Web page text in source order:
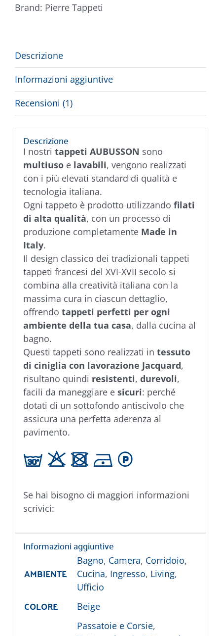
Brand: Pierre Tappeti
Descrizione
Informazioni aggiuntive
Recensioni (1)
Descrizione
I nostri tappeti AUBUSSON sono
multiusoe lavabili, vengono realizzati
con i più elevati standard di qualità e
tecnologia italiana.
Ogni tappeto è prodotto utilizzando filati
di alta qualità, con un processo di
produzione completamente Made in
Italy.
Il design classico dei tradizionali tappeti
tappeti francesi del XVI-XVII secolo si
combina alla creatività italiana con la
massima cura in ciascun dettaglio,
offrendo tappeti perfetti per ogni
ambiente della tua casa, dalla cucina al
bagno.
Questi tappeti sono realizzati in tessuto
di ciniglia con lavorazione Jacquard,
risultano quindi resistenti, durevoli,
facili da maneggiare e sicuri: perché
dotati di un sottofondo antiscivolo che
assicura una perfetta aderenza al
pavimento.
g H U D L
Se hai bisogno di maggiori informazioni
scrivici:
Informazioni aggiuntive
AMBIENTE
Bagno, Camera, Corridoio,
Cucina, Ingresso, Living,
Ufficio
COLORE Beige
Passatoie e Corsie,